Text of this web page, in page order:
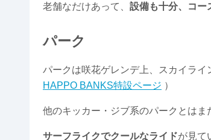
老舗なだけあって、 設備も十分、コー
パーク
パークは咲花ゲレンデ上、スカイラ
HAPPO BANKS特設ページ ）
他のキッカー・ジブ系のパークとはま
サーフライクでクールなライドが見て